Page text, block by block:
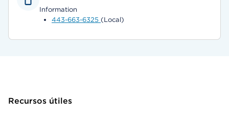
Information
443-663-6325 (Local)
Recursos útiles